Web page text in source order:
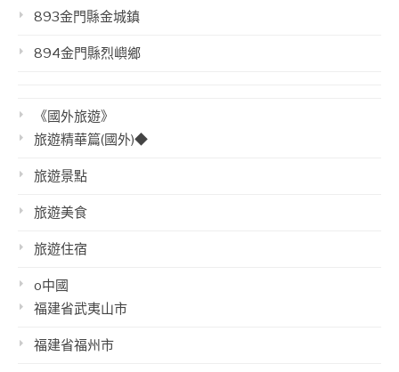
893金門縣金城鎮
894金門縣烈嶼鄉
《國外旅遊》
旅遊精華篇(國外)◆
旅遊景點
旅遊美食
旅遊住宿
o中國
福建省武夷山市
福建省福州市